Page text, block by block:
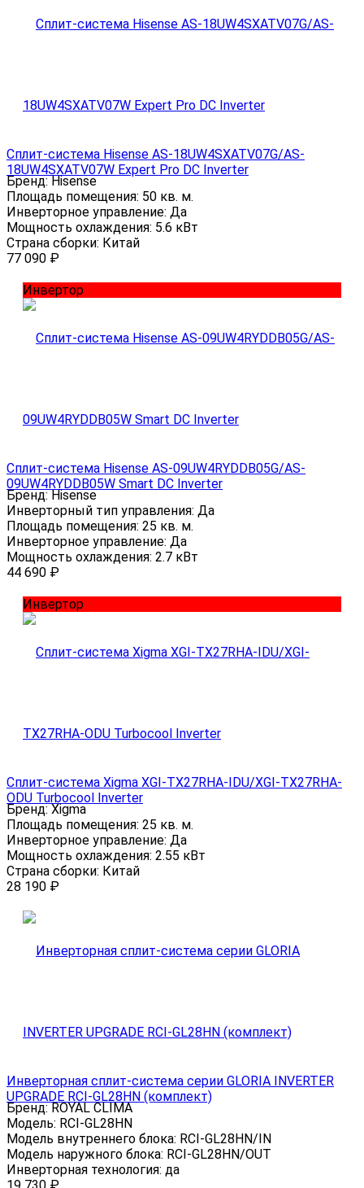
Сплит-система Hisense AS-18UW4SXATV07G/AS-
18UW4SXATV07W Expert Pro DC Inverter
Бренд:Hisense
Площадь помещения: 50 кв. м.
Инверторное управление: Да
Мощность охлаждения: 5.6 кВт
Страна сборки: Китай
77 090 ₽
Инвертор
Сплит-система Hisense AS-09UW4RYDDB05G/AS-
09UW4RYDDB05W Smart DC Inverter
Бренд:Hisense
Инверторный тип управления: Да
Площадь помещения: 25 кв. м.
Инверторное управление: Да
Мощность охлаждения: 2.7 кВт
44 690 ₽
Инвертор
Сплит-система Xigma XGI-TX27RHA-IDU/XGI-TX27RHA-
ODU Turbocool Inverter
Бренд:Xigma
Площадь помещения: 25 кв. м.
Инверторное управление: Да
Мощность охлаждения: 2.55 кВт
Страна сборки: Китай
28 190 ₽
Инверторная сплит-система серии GLORIA INVERTER
UPGRADE RCI-GL28HN (комплект)
Бренд:ROYAL CLIMA
Модель: RCI-GL28HN
Модель внутреннего блока: RCI-GL28HN/IN
Модель наружного блока: RCI-GL28HN/OUT
Инверторная технология: да